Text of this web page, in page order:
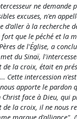
ne demande
excuses, n'en
d'aller à la recherche
fort que le péché et la
de l'Église, a
du Sinaï,
de la croix, était en
Cette intercession
apporte le pardon
Christ face à Dieu, qui
de la croix, il ne nous